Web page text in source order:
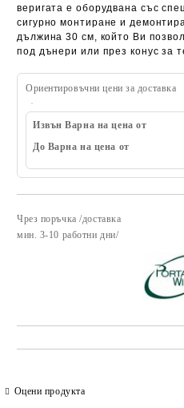
веригата е оборудвана със
сигурно монтиране и
дължина 30 см, който Ви
под дънери или през конус за
Ориентировъчни цени за доставка
Извън Варна на цена от
До Варна на цена от
Чрез поръчка /доставка
​мин. 3-10 работни дни/
Оцени продукта